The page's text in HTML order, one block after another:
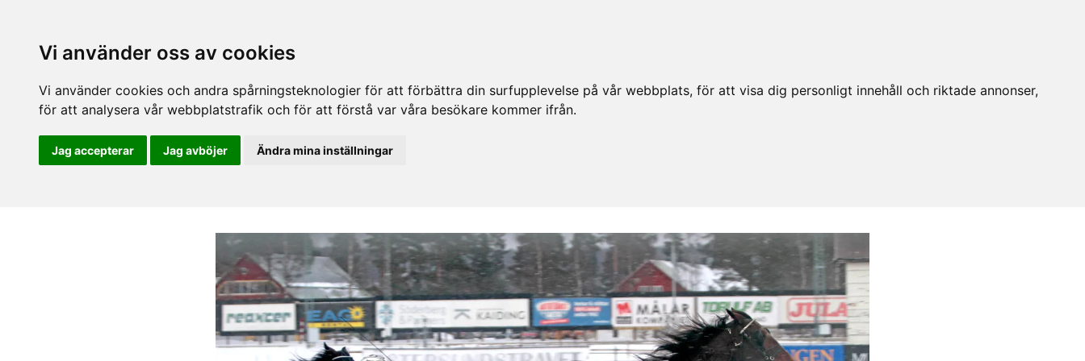
Vi använder oss av cookies
Vi använder cookies och andra spårningsteknologier för att förbättra din surfupplevelse på vår webbplats, för att visa dig personligt innehåll och riktade annonser,
för att analysera vår webbplatstrafik och för att förstå var våra besökare kommer ifrån.
Jag accepterar Jag avböjer Ändra mina inställningar